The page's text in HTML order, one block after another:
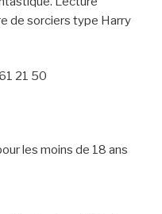
de sorciers type Harry
21 50
les moins de 18 ans